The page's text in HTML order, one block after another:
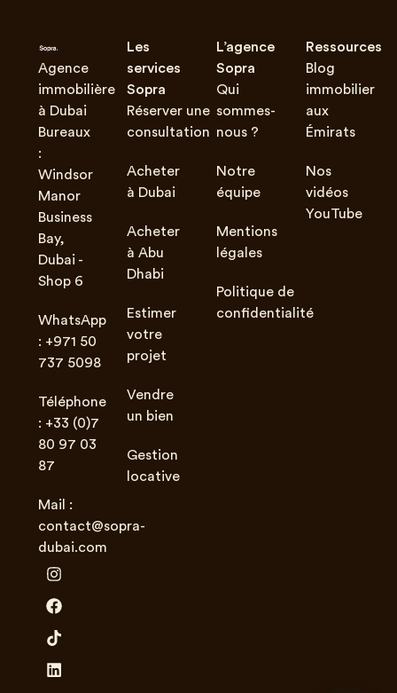
Agence
immobilière
à Dubai
Bureaux
:
Windsor
Manor
Business
Bay,
Dubai -
Shop 6
WhatsApp
: +971 50
737 5098
Téléphone
: +33 (0)7
80 97 03
87
Mail :
contact@sopra-
dubai.com
Les
services
Sopra
Réserver une
consultation
Acheter
à Dubai
Acheter
à Abu
Dhabi
Estimer
votre
projet
Vendre
un bien
Gestion
locative
L’agence
Sopra
Qui
sommes-
nous ?
Notre
équipe
Mentions
légales
Politique de
confidentialité
Ressources
Blog
immobilier
aux
Émirats
Nos
vidéos
YouTube